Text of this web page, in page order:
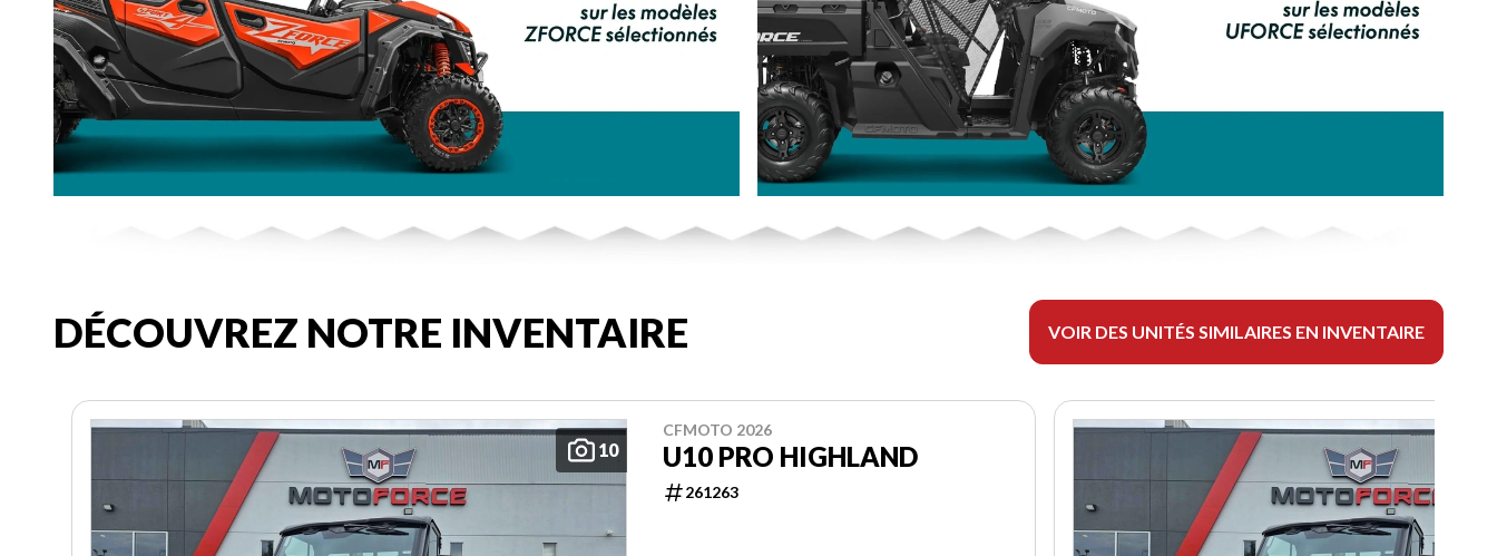
DÉCOUVREZ NOTRE INVENTAIRE VOIR DES UNITÉS SIMILAIRES EN INVENTAIRE
10
CFMOTO 2026
U10 PRO HIGHLAND
261263